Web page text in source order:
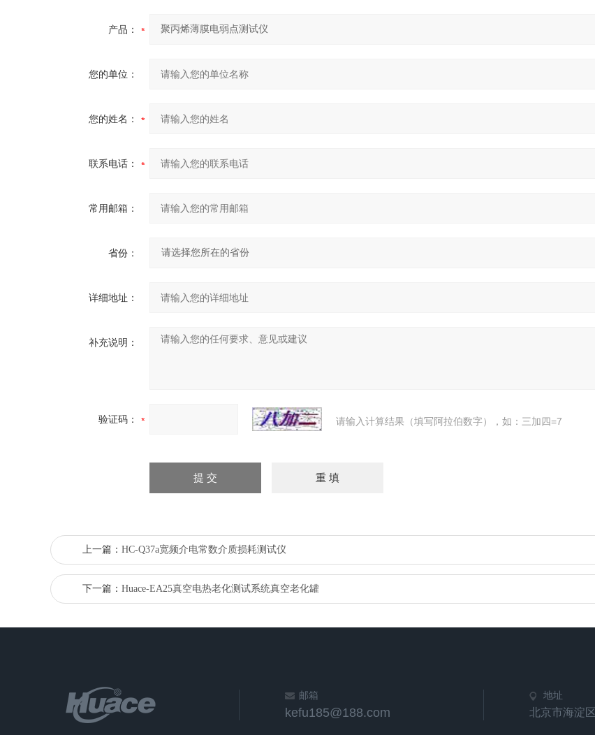
产品：
您的单位：
您的姓名：
联系电话：
常用邮箱：
省份：
详细地址：
补充说明：
验证码： 请输入计算结果（填写阿拉伯数字），如：三加四=7
上一篇： HC-Q37a宽频介电常数介质损耗测试仪
下一篇： Huace-EA25真空电热老化测试系统真空老化罐
邮箱
kefu185@188.com
地址
北京市海淀区